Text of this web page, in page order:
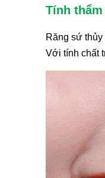
Tính
Răng sứ
Với tính chất